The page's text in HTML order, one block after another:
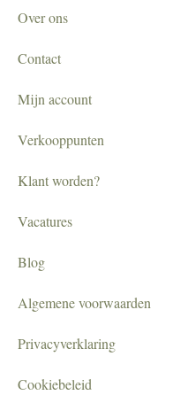
Over ons
Contact
Mijn account
Verkooppunten
Klant worden?
Vacatures
Blog
Algemene voorwaarden
Privacyverklaring
Cookiebeleid